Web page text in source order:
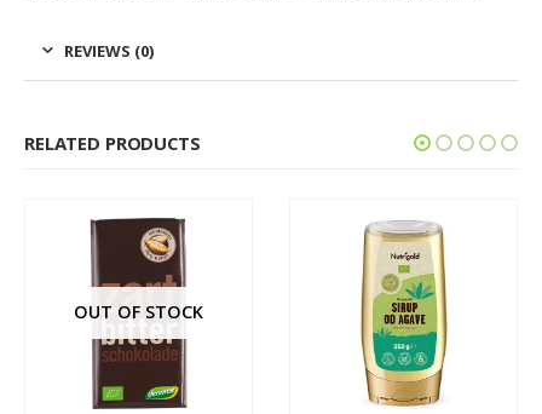
REVIEWS (0)
RELATED PRODUCTS
OUT OF STOCK